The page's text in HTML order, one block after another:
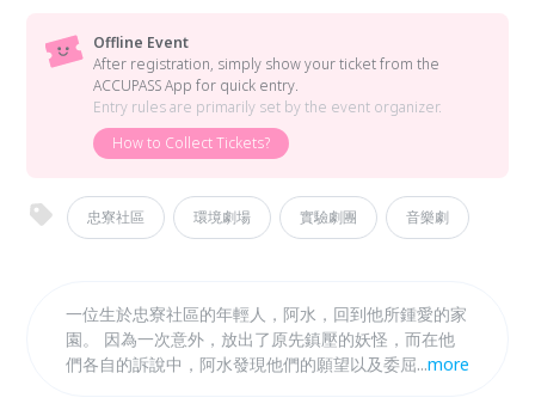
Offline Event
After registration, simply show your ticket from the
ACCUPASS App for quick entry.
Entry rules are primarily set by the event organizer.
How to Collect Tickets?
忠寮社區 環境劇場 實驗劇團 音樂劇
一位生於忠寮社區的年輕人，阿水，回到他所鍾愛的家
園。 因為一次意外，放出了原先鎮壓的妖怪，而在他
們各自的訴說中，阿水發現他們的願望以及委屈，因此
...more